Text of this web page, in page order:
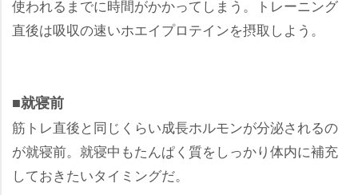
使われるまでに時間がかかってしまう。トレーニング
直後は吸収の速いホエイプロテインを摂取しよう。
■就寝前
筋トレ直後と同じくらい成長ホルモンが分泌されるの
が就寝前。就寝中もたんぱく質をしっかり体内に補充
しておきたいタイミングだ。